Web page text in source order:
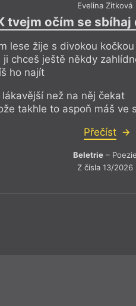
Evelina Zitková
tvejm očím se
lese žije s divokou kočkou
ji chceš ještě někdy
ho najít
lákavější než na něj čekat
takhle to aspoň máš ve
Přečíst
Beletrie– Poezie
Z čísla 13/2026